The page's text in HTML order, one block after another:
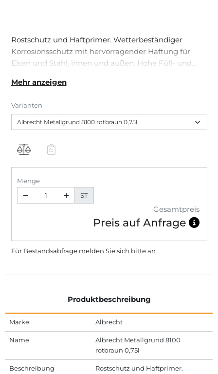
Rostschutz und Haftprimer. Wetterbeständiger
Korrosionsschutz mit hervorragender Haftung für
Eisen und Stahl, innen und außen. Hohe Füll- und
trocknend, hitzebeständig bis ca. 100 °C.
Mehr anzeigen
Varianten
Menge
ST
Gesamtpreis
Preis auf Anfrage
Für Bestandsabfrage melden Sie sich bittean
Produktbeschreibung
Marke Albrecht
Name
Albrecht Metallgrund 8100
rotbraun 0,75l
Beschreibung
Rostschutz und Haftprimer.